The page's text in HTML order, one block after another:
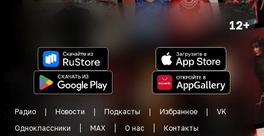
12+
Радио Новости Подкасты Избранное
VK
Одноклассники
MAX О нас Контакты